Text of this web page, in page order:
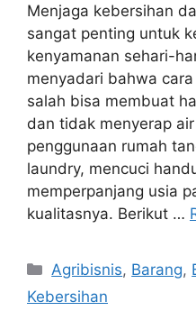
Menjaga kebersihan
sangat penting untuk
kenyamanan sehari-
menyadari bahwa
salah bisa membuat
dan tidak menyerap
penggunaan rumah
laundry, mencuci
memperpanjang usia
kualitasnya. Berikut …
Categories
Agribisnis, Barang,
Kebersihan